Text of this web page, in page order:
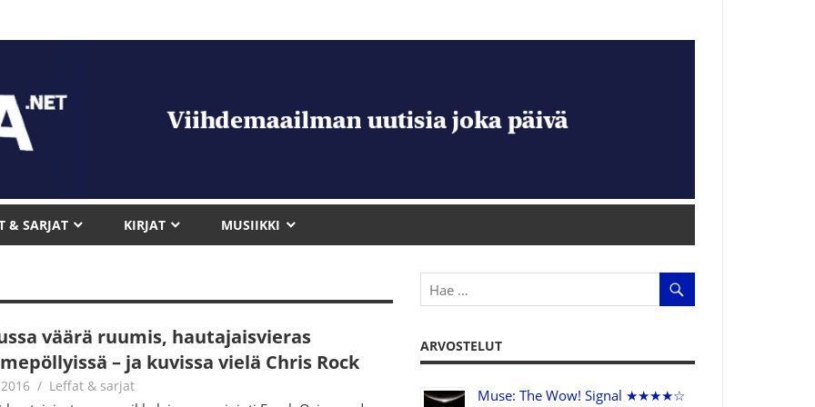
& SARJAT KIRJAT MUSIIKKI
väärä ruumis, hautajaisvieras
– ja kuvissa vielä Chris Rock
Juha Kaunisto
Leffat & sarjat
ARVOSTELUT
Muse: The Wow! Signal ★★★★☆